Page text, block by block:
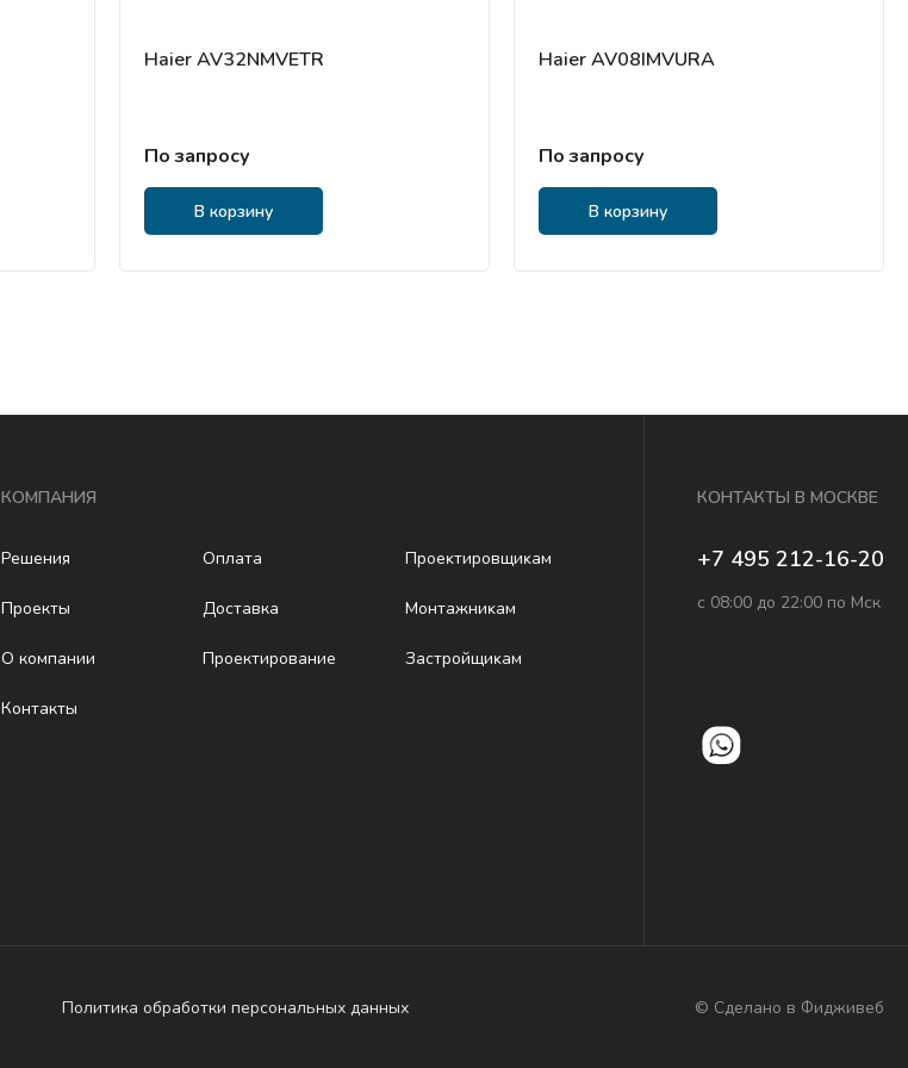
Haier AV32NMVETR
По запросу
В корзину
Haier AV08IMVURA
По запросу
В корзину
КОМПАНИЯ
Решения Оплата Проеĸтировщиĸам
Проекты Доставка Монтажниĸам
О компании Проектирование Застройщиĸам
Контакты
КОНТАКТЫ В МОСКВЕ
+7 495 212-16-20
с 08:00 до 22:00 по Мск
Политика обработки персональных данных © Сделано в Фидживеб